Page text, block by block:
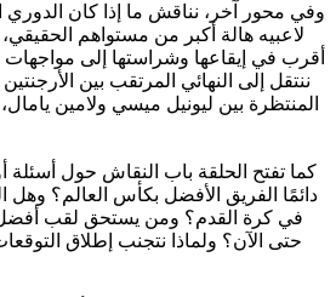
وفي محور آخر، نناقش ما إذا كان الدوري
لاعبيه هالة أكبر من مستواهم الحقيقي،
أقرب في إيقاعها وشراستها إلى مواجهات
ننتقل إلى النهائي المرتقب بين الأرجنتين
المنتظرة بين ليونيل ميسي ولامين
كما تفتح الحلقة باب النقاش حول أسئلة
دائمًا الفريق الأفضل بكأس العالم؟ وهل
في كرة القدم؟ ومن يستحق لقب
حتى الآن؟ ولماذا نتجنب إطلاق